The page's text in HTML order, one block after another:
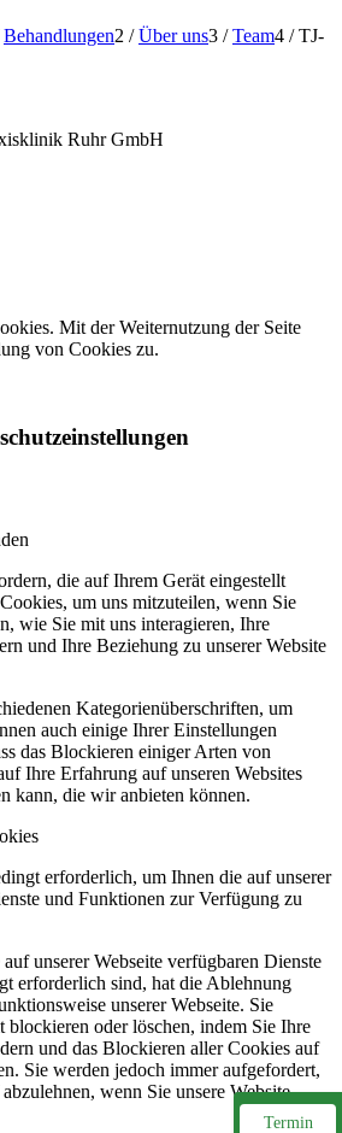
Behandlungen2 / Über uns3 / Team4 / TJ-
Ruhr GmbH
Mit der Weiternutzung der Seite
von Cookies zu.
die auf Ihrem Gerät eingestellt
um uns mitzuteilen, wenn Sie
wie Sie mit uns interagieren, Ihre
und Ihre Beziehung zu unserer Website
Kategorienüberschriften, um
auch einige Ihrer Einstellungen
das Blockieren einiger Arten von
Ihre Erfahrung auf unseren Websites
kann, die wir anbieten können.
erforderlich, um Ihnen die auf unserer
und Funktionen zur Verfügung zu
unserer Webseite verfügbaren Dienste
erforderlich sind, hat die Ablehnung
unserer Webseite. Sie
blockieren oder löschen, indem Sie Ihre
und das Blockieren aller Cookies auf
Sie werden jedoch immer aufgefordert,
wenn Sie unsere Website
Termin